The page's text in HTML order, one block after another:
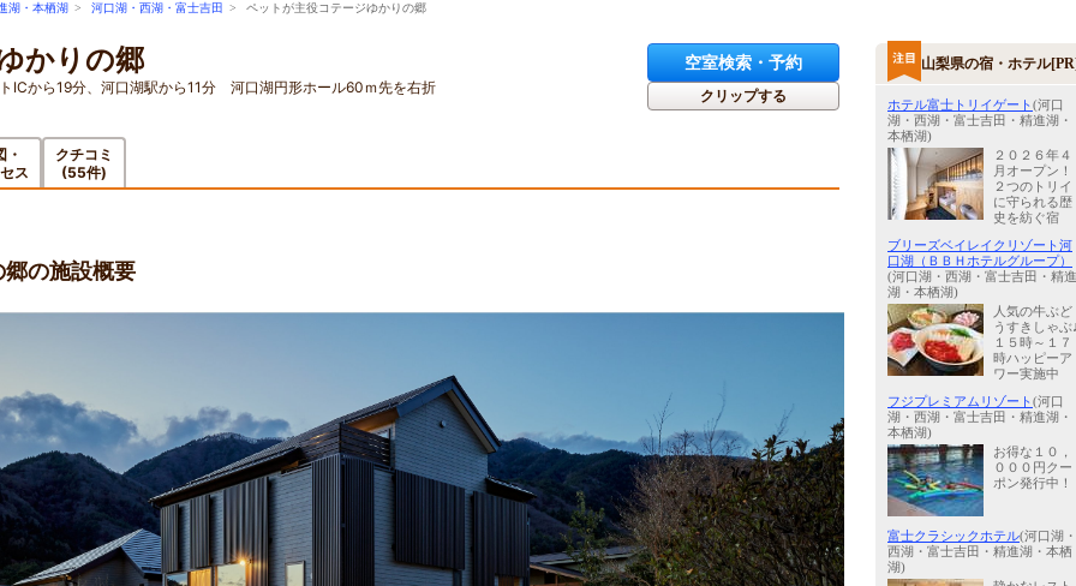
湖・本栖湖 > 河口湖・西湖・富士吉田 > ペットが主役コテージゆかりの郷
かりの郷
ICから19分、河口湖駅から11分 河口湖円形ホール60ｍ先を右折
空室検索・予約
クリップする
・
ス
クチコミ
(55件)
の施設概要
山梨県の宿・ホテル
ホテル富士トリイゲート(河口
湖・西湖・富士吉田・精進湖・
本栖湖)
２０２６年４
月オープン！
２つのトリイ
に守られる歴
史を紡ぐ宿
ブリーズベイレイクリゾート河
口湖（ＢＢＨホテルグループ）
(河口湖・西湖・富士吉田・精進
湖・本栖湖)
人気の牛ぶど
うすきしゃぶ
１５時～１７
時ハッピーア
ワー実施中
フジプレミアムリゾート(河口
湖・西湖・富士吉田・精進湖・
本栖湖)
お得な１０，
０００円クー
ポン発行中！
富士クラシックホテル(河口湖・
西湖・富士吉田・精進湖・本栖
湖)